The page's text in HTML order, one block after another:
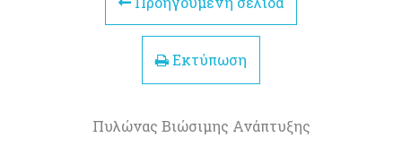
Εκτύπωση
Πυλώνας Βιώσιμης Ανάπτυξης